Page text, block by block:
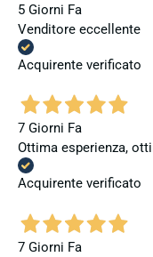
5 Giorni Fa
Venditore eccellente
Acquirente verificato
7 Giorni Fa
Ottima esperienza,
Acquirente verificato
7 Giorni Fa